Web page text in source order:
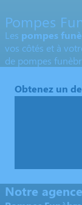
Pompes
Les pompes
vos côtés et à
de pompes
Obtenez un
Notre agence